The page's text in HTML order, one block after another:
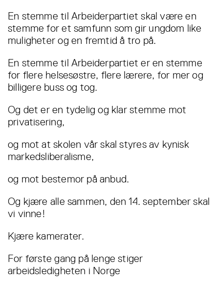
En stemme til Arbeiderpartiet skal være en
stemme for et samfunn som gir ungdom like
muligheter og en fremtid å tro på.
En stemme til Arbeiderpartiet er en stemme
for flere helsesøstre, flere lærere, for mer og
billigere buss og tog.
Og det er en tydelig og klar stemme mot
privatisering,
og mot at skolen vår skal styres av kynisk
markedsliberalisme,
og mot bestemor på anbud.
Og kjære alle sammen, den 14. september skal
vi vinne!
Kjære kamerater.
For første gang på lenge stiger
arbeidsledigheten i Norge